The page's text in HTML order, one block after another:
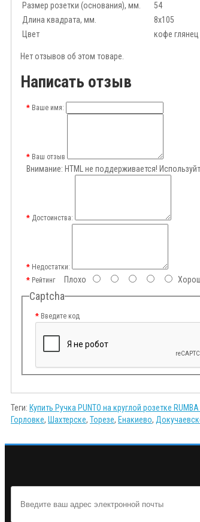
Размер розетки (основания), мм.
54
Длина квадрата, мм.
8x105
Цвет
кофе глянец
Нет отзывов об этом товаре.
Написать отзыв
Ваше имя:
Ваш отзыв
Внимание: HTML не поддерживается!
Достоинства:
Недостатки:
РейтингПлохо
Captcha
Введите код
Теги: Купить Ручка PUNTO на круглой розетке RUMBA
Горловке, Шахтерске, Торезе, Енакиево,